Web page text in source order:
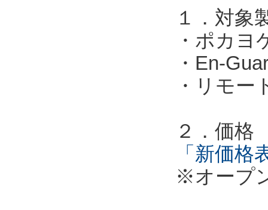
１．対象
・ポカヨ
・En-
・リモー
２．価格
「新価
※オープ